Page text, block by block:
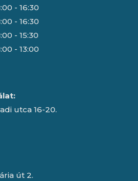
- 16:30
- 16:30
- 15:30
- 13:00
utca 16-20.
út 2.